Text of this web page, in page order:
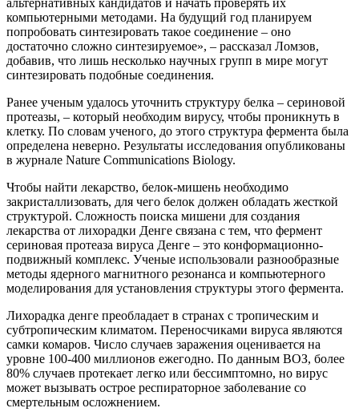
компьютерными методами. На будущий год планируем
попробовать синтезировать такое соединение – оно
достаточно сложно синтезируемое», – рассказал Ломзов,
добавив, что лишь несколько научных групп в мире могут
синтезировать подобные соединения.
Ранее ученым удалось уточнить структуру белка – сериновой
протеазы, – который необходим вирусу, чтобы проникнуть в
клетку. По словам ученого, до этого структура фермента была
определена неверно. Результаты исследования опубликованы
в журнале Nature Communications Biology.
Чтобы найти лекарство, белок-мишень необходимо
закристаллизовать, для чего белок должен обладать жесткой
структурой. Сложность поиска мишени для создания
лекарства от лихорадки Денге связана с тем, что фермент
сериновая протеаза вируса Денге – это конформационно-
подвижный комплекс. Ученые использовали разнообразные
методы ядерного магнитного резонанса и компьютерного
моделирования для установления структуры этого фермента.
Лихорадка денге преобладает в странах с тропическим и
субтропическим климатом. Переносчиками вируса являются
самки комаров. Число случаев заражения оценивается на
уровне 100-400 миллионов ежегодно. По данным ВОЗ, более
80% случаев протекает легко или бессимптомно, но вирус
может вызывать острое респираторное заболевание со
смертельным осложнением.